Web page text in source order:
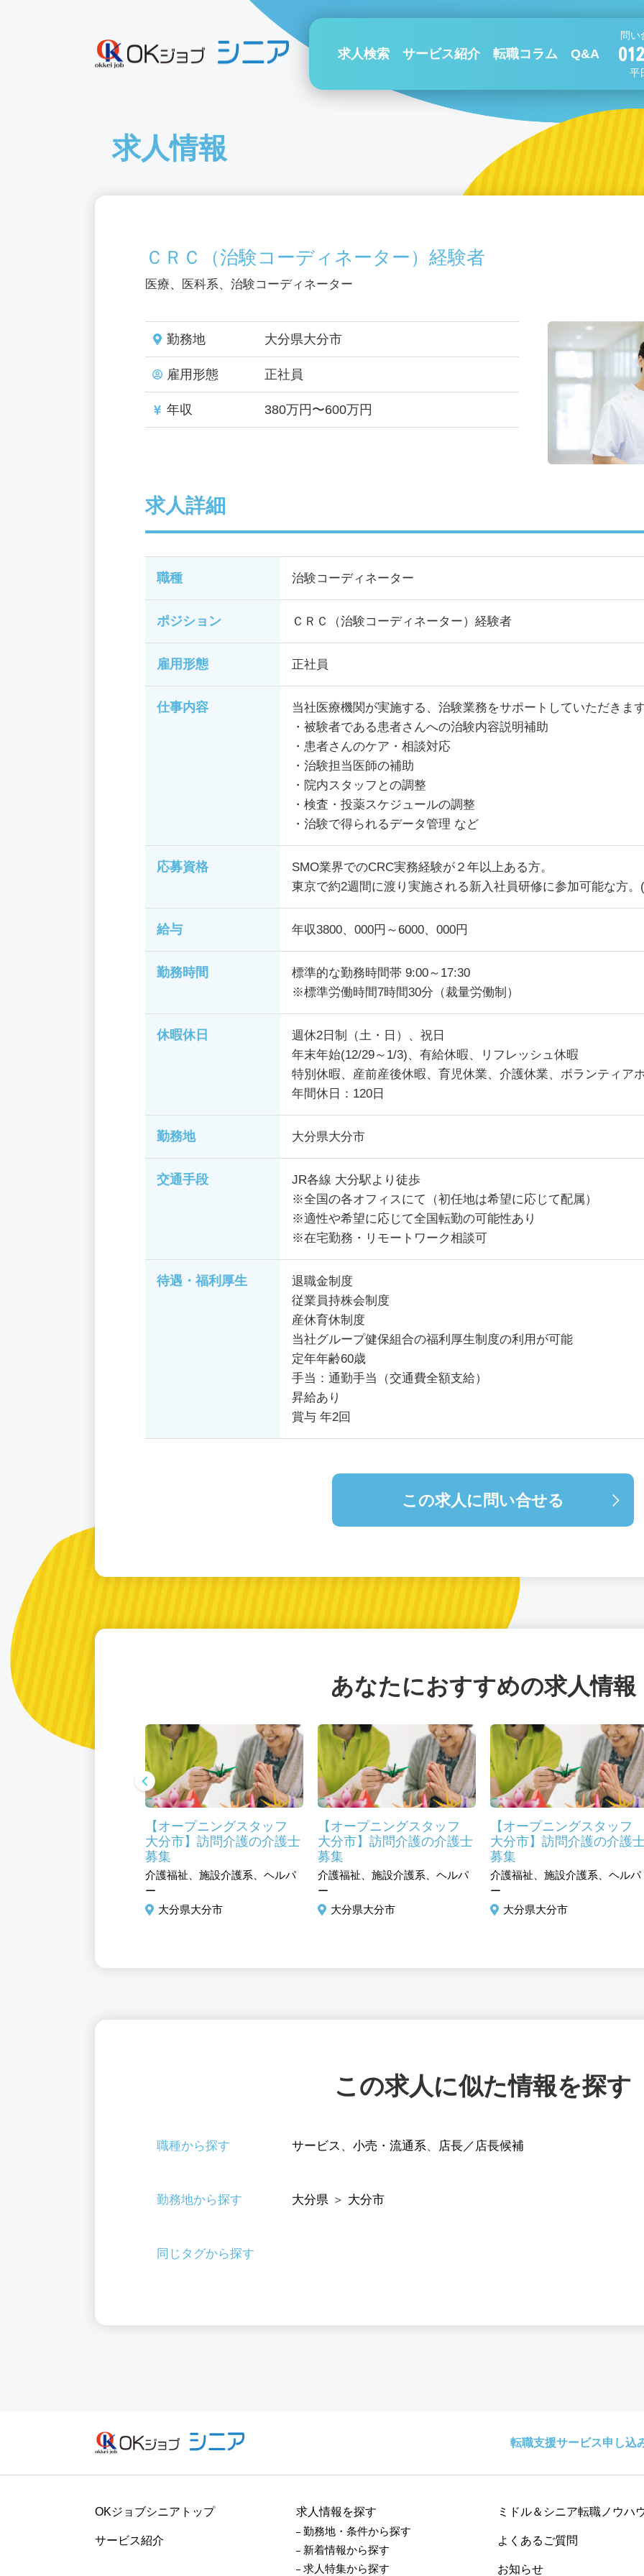
求人検索 サービス紹介 転職コラム Q&A
問い
平
求人情報
ＣＲＣ（治験コーディネーター）経験者
医療、医科系、治験コーディネーター
勤務地 大分県大分市
雇用形態 正社員
年収 380万円〜600万円
求人詳細
職種 治験コーディネーター
ポジション ＣＲＣ（治験コーディネーター）経験者
雇用形態 正社員
仕事内容
当社医療機関が実施する、治験業務をサポートしていただきま
・被験者である患者さんへの治験内容説明補助
・患者さんのケア・相談対応
・治験担当医師の補助
・院内スタッフとの調整
・検査・投薬スケジュールの調整
・治験で得られるデータ管理 など
応募資格
SMO業界でのCRC実務経験が２年以上ある方。
東京で約2週間に渡り実施される新入社員研修に参加可能な方
給与 年収3800、000円～6000、000円
勤務時間
標準的な勤務時間帯 9:00～17:30
※標準労働時間7時間30分（裁量労働制）
休暇休日
週休2日制（土・日）、祝日
年末年始(12/29～1/3)、有給休暇、リフレッシュ休暇
特別休暇、産前産後休暇、育児休業、介護休業、ボランティア
年間休日：120日
勤務地 大分県大分市
交通手段
JR各線 大分駅より徒歩
※全国の各オフィスにて（初任地は希望に応じて配属）
※適性や希望に応じて全国転勤の可能性あり
※在宅勤務・リモートワーク相談可
待遇・福利厚生
退職金制度
従業員持株会制度
産休育休制度
当社グループ健保組合の福利厚生制度の利用が可能
定年年齢60歳
手当：通勤手当（交通費全額支給）
昇給あり
賞与 年2回
この求人に問い合せる
あなたにおすすめの求人情報
【オープニングスタッフ
大分市】訪問介護の介護士
募集
介護福祉、施設介護系、ヘルパ
ー
大分県大分市
【オープニングスタッフ
大分市】訪問介護の介護士
募集
介護福祉、施設介護系、ヘルパ
ー
大分県大分市
【オープニングスタッフ
大分市】訪問介護の介護
募集
介護福祉、施設介護系、ヘルパ
ー
大分県大分市
この求人に似た情報を探す
職種から探す サービス 、 小売・流通系、 店長／店長候補
勤務地から探す 大分県 ＞ 大分市
同じタグから探す
転職支援サービス申し込
OKジョブシニアトップ
サービス紹介
求人情報を探す
勤務地・条件から探す
新着情報から探す
求人特集から探す
ミドル＆シニア転職ノウハ
よくあるご質問
お知らせ